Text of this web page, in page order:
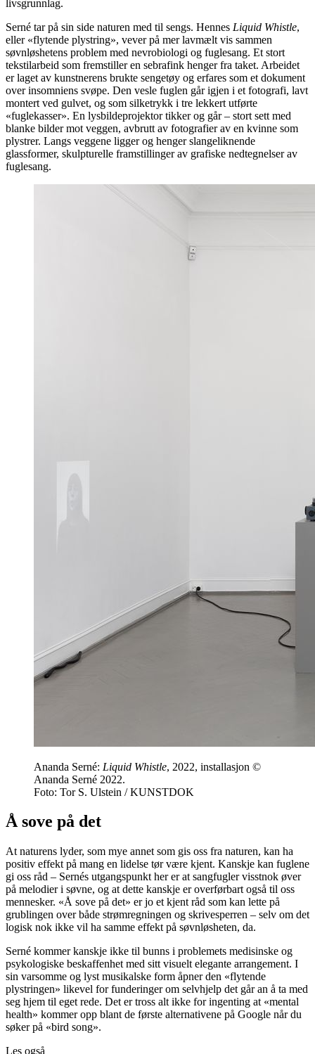
livsgrunnlag.
Serné tar på sin side naturen med til sengs. Hennes Liquid Whistle,
eller «flytende plystring», vever på mer lavmælt vis sammen
søvnløshetens problem med nevrobiologi og fuglesang. Et stort
tekstilarbeid som fremstiller en sebrafink henger fra taket. Arbeidet
er laget av kunstnerens brukte sengetøy og erfares som et dokument
over insomniens svøpe. Den vesle fuglen går igjen i et fotografi, lavt
montert ved gulvet, og som silketrykk i tre lekkert utførte
«fuglekasser». En lysbildeprojektor tikker og går – stort sett med
blanke bilder mot veggen, avbrutt av fotografier av en kvinne som
plystrer. Langs veggene ligger og henger slangeliknende
glassformer, skulpturelle framstillinger av grafiske nedtegnelser av
fuglesang.
Ananda Serné: Liquid Whistle, 2022, installasjon ©
Ananda Serné 2022.
Foto: Tor S. Ulstein / KUNSTDOK
Å sove på det
At naturens lyder, som mye annet som gis oss fra naturen, kan ha
positiv effekt på mang en lidelse tør være kjent. Kanskje kan fuglene
gi oss råd – Sernés utgangspunkt her er at sangfugler visstnok øver
på melodier i søvne, og at dette kanskje er overførbart også til oss
mennesker. «Å sove på det» er jo et kjent råd som kan lette på
grublingen over både strømregningen og skrivesperren – selv om det
logisk nok ikke vil ha samme effekt på søvnløsheten, da.
Serné kommer kanskje ikke til bunns i problemets medisinske og
psykologiske beskaffenhet med sitt visuelt elegante arrangement. I
sin varsomme og lyst musikalske form åpner den «flytende
plystringen» likevel for funderinger om selvhjelp det går an å ta med
seg hjem til eget rede. Det er tross alt ikke for ingenting at «mental
health» kommer opp blant de første alternativene på Google når du
søker på «bird song».
Les også